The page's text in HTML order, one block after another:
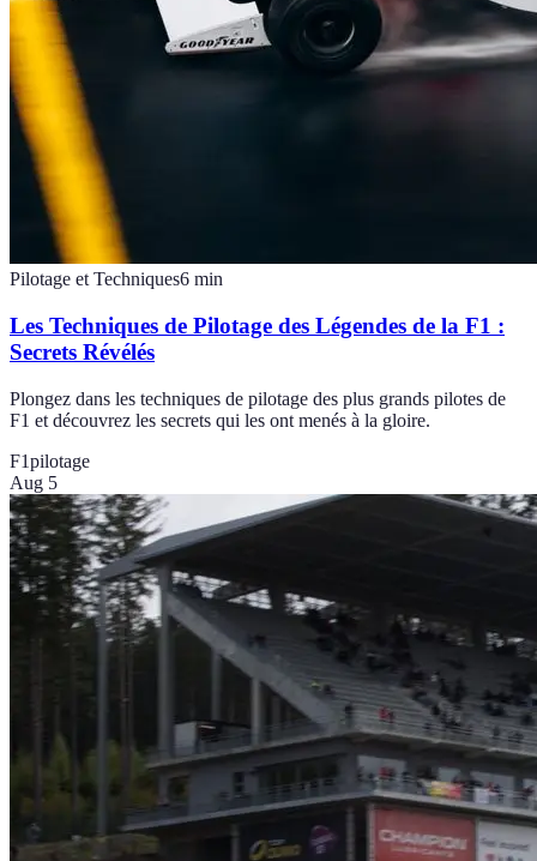
Pilotage et Techniques6 min
Les Techniques de Pilotage des Légendes de la F1 :
Secrets Révélés
Plongez dans les techniques de pilotage des plus grands pilotes de
F1 et découvrez les secrets qui les ont menés à la gloire.
F1pilotage
Aug 5